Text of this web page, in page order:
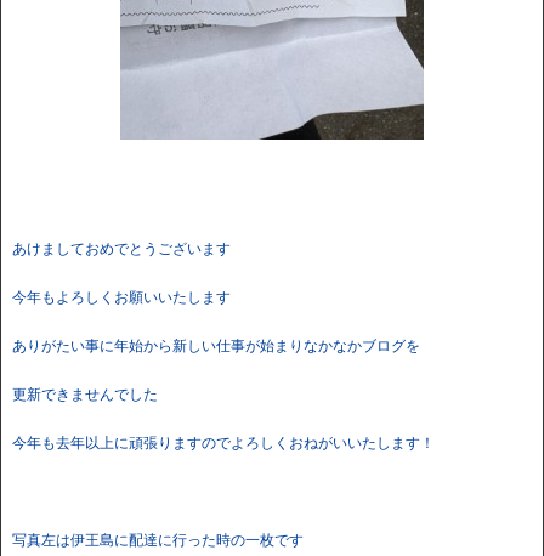
あけましておめでとうございます
今年もよろしくお願いいたします
ありがたい事に年始から新しい仕事が始まりなかなかブログを
更新できませんでした
今年も去年以上に頑張りますのでよろしくおねがいいたします！
写真左は伊王島に配達に行った時の一枚です